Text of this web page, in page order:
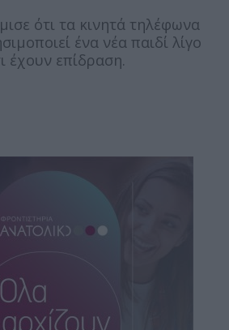
ότι τα κινητά τηλέφωνα
ένα νέα παιδί λίγο
έχουν επίδραση.